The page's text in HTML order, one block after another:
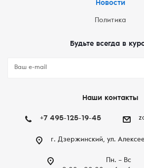
Новости
Политика
Будьте всегда в
Наши контакты
+7 495-125-19-45
г. Дзержинский, ул.
Пн. – Вc